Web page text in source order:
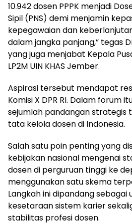
10.942 dosen PPPK menjadi
Sipil (PNS) demi menjamin
kepegawaian dan
dalam jangka panjang,” tegas
yang juga menjabat Kepala
LP2M UIN KHAS Jember.
Aspirasi tersebut mendapat
Komisi X DPR RI. Dalam forum
sejumlah pandangan strategis
tata kelola dosen di Indonesia.
Salah satu poin penting yang
kebijakan nasional mengenai
dosen di perguruan tinggi ke
menggunakan satu skema
Langkah ini dipandang
kesetaraan sistem karier
stabilitas profesi dosen.